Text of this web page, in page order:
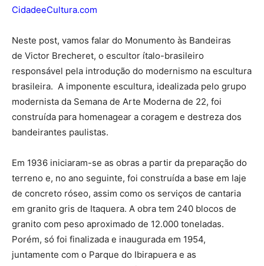
CidadeeCultura.com
Neste post, vamos falar do Monumento às Bandeiras
de Victor Brecheret, o escultor ítalo-brasileiro
responsável pela introdução do modernismo na escultura
brasileira. A imponente escultura, idealizada pelo grupo
modernista da Semana de Arte Moderna de 22, foi
construída para homenagear a coragem e destreza dos
bandeirantes paulistas.
Em 1936 iniciaram-se as obras a partir da preparação do
terreno e, no ano seguinte, foi construída a base em laje
de concreto róseo, assim como os serviços de cantaria
em granito gris de Itaquera. A obra tem 240 blocos de
granito com peso aproximado de 12.000 toneladas.
Porém, só foi finalizada e inaugurada em 1954,
juntamente com o Parque do Ibirapuera e as